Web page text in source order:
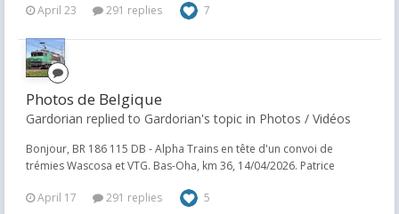
April 23 291 replies 7
Photos de Belgique
Gardorian replied to Gardorian's topic in Photos / Vidéos
Bonjour, BR 186 115 DB - Alpha Trains en tête d'un convoi de
trémies Wascosa et VTG. Bas-Oha, km 36, 14/04/2026. Patrice
April 17 291 replies 5